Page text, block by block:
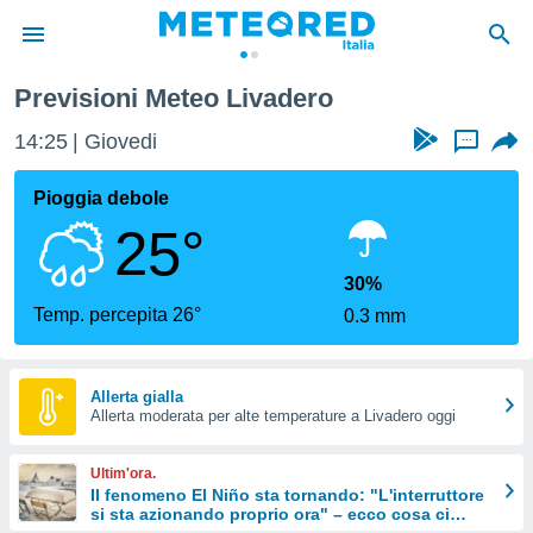
di
per
le
di
Web
le
Previsioni Meteo Livadero
14:25 Giovedi ...
Pioggia debole
25°
Temp. percepita 26°
30%
0.3 mm
Allerta gialla
Allerta moderata per alte temperature a Livadero oggi
Ultim'ora.
Il fenomeno El Niño sta tornando: "L'interruttore
si sta azionando proprio ora" – ecco cosa ci